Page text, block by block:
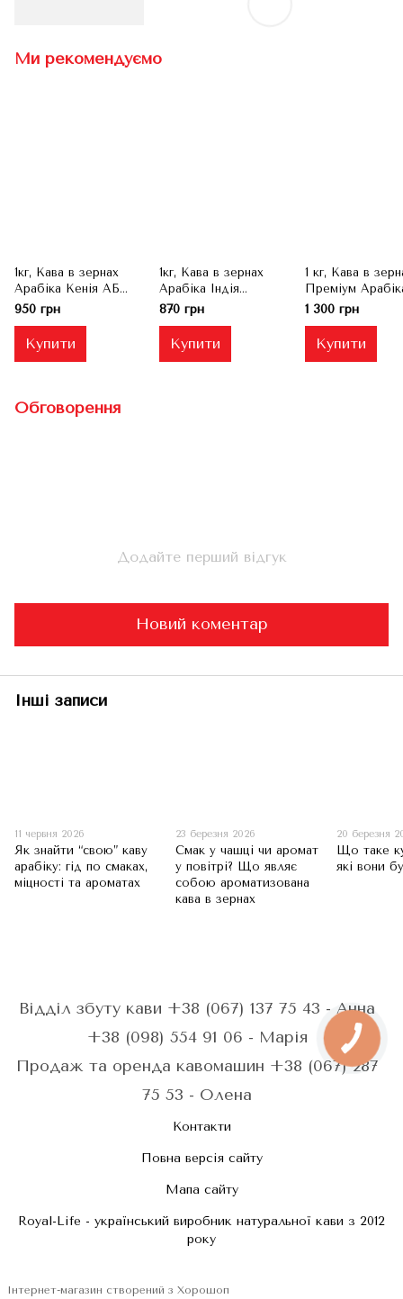
Ми рекомендуємо
1кг, Кава в зернах
Арабіка Кенія АБ
(АВ)
950 грн
Купити
1кг, Кава в зернах
Арабіка Індія
плантейшн АА
870 грн
Купити
1 кг, Кава в
Преміум
Панама
1 300 грн
Купити
Обговорення
Додайте перший відгук
Новий коментар
Інші записи
11 червня 2026
Як знайти “свою” каву
арабіку: гід по смаках,
міцності та ароматах
23 березня 2026
Смак у чашці чи аромат
у повітрі? Що являє
собою ароматизована
кава в зернах
20 березня
Що таке
які вони
Відділ збуту кави +38 (067) 137 75 43 - Анна
+38 (098) 554 91 06 - Марія
Продаж та оренда кавомашин +38 (067) 287
75 53 - Олена
Контакти
Повна версія сайту
Мапа сайту
Royal-Life - український виробник натуральної кави з 2012
року
Інтернет-магазин створений з Хорошоп